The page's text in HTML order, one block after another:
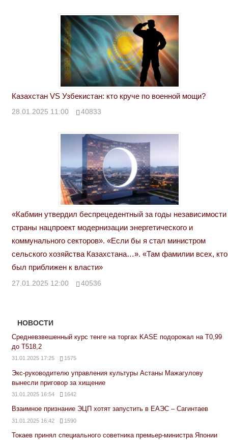
Казахстан VS Узбекистан: кто круче по военной мощи?
28.01.2025 11:00 40833
«Кабмин утвердил беспрецедентный за годы независимости
страны нацпроект модернизации энергетического и
коммунального секторов». «Если бы я стал министром
сельского хозяйства Казахстана…». «Там фамилии всех, кто
был приближен к власти»
27.01.2025 12:00 40536
НОВОСТИ
Средневзвешенный курс тенге на торгах KASE подорожал на Т0,99
до Т518,2
31.01.2025 17:25 1575
Экс-руководителю управления культуры Астаны Мажагулову
вынесли приговор за хищение
31.01.2025 16:54 1642
Взаимное признание ЭЦП хотят запустить в ЕАЭС – Сагинтаев
31.01.2025 16:42 1590
Токаев принял специального советника премьер-министра Японии